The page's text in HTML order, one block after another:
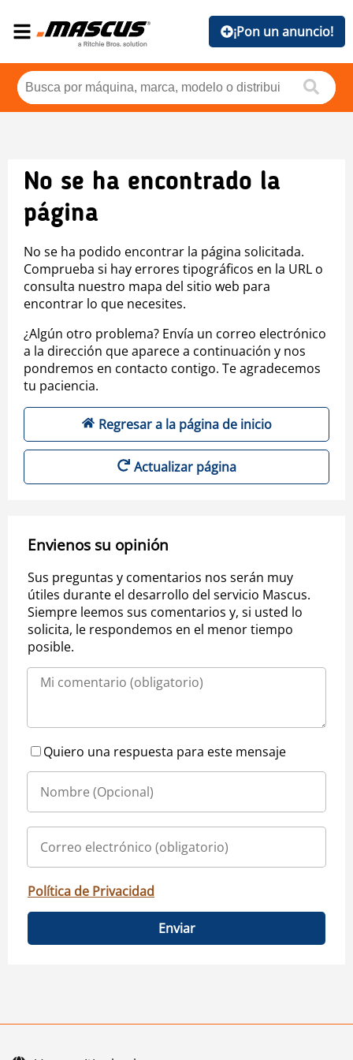
¡Pon un anuncio!
No se ha encontrado la
página
No se ha podido encontrar la página solicitada.
Comprueba si hay errores tipográficos en la URL o
consulta nuestro mapa del sitio web para
encontrar lo que necesites.
¿Algún otro problema? Envía un correo electrónico
a la dirección que aparece a continuación y nos
pondremos en contacto contigo. Te agradecemos
tu paciencia.
Regresar a la página de inicio
Actualizar página
Envienos su opinión
Sus preguntas y comentarios nos serán muy
útiles durante el desarrollo del servicio Mascus.
Siempre leemos sus comentarios y, si usted lo
solicita, le respondemos en el menor tiempo
posible.
Quiero una respuesta para este mensaje
Política de Privacidad
Enviar